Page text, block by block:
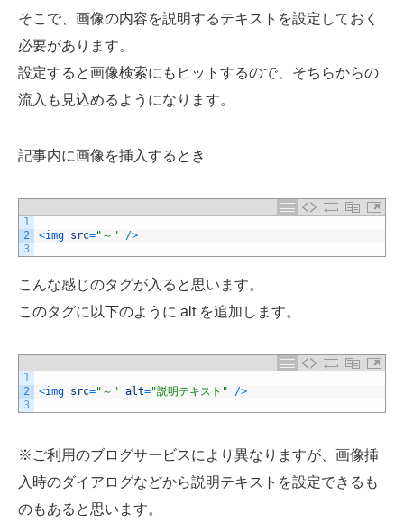
そこで、画像の内容を説明するテキストを設定しておく
必要があります。
設定すると画像検索にもヒットするので、そちらからの
流入も見込めるようになります。
記事内に画像を挿入するとき
1
2
3
<img src="～" />
こんな感じのタグが入ると思います。
このタグに以下のように alt を追加します。
1
2
3
<img src="～" alt="説明テキスト" />
※ご利用のブログサービスにより異なりますが、画像挿
入時のダイアログなどから説明テキストを設定できるも
のもあると思います。